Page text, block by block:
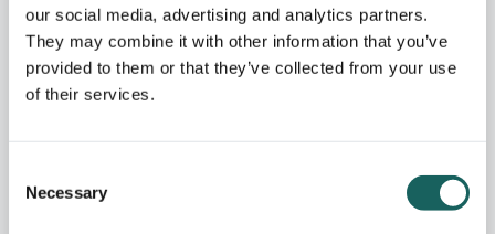
our social media, advertising and analytics partners.
They may combine it with other information that you’ve
provided to them or that they’ve collected from your use
of their services.
Selection
Necessary